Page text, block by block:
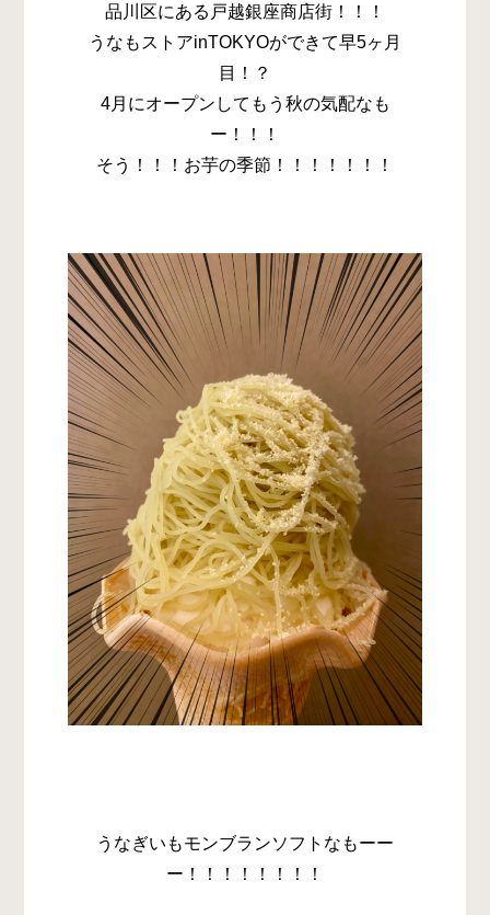
品川区にある戸越銀座商店街！！！
うなもストアinTOKYOができて早5ヶ月
目！？
4月にオープンしてもう秋の気配なも
ー！！！
そう！！！お芋の季節！！！！！！！
うなぎいもモンブランソフトなもーー
ー！！！！！！！！